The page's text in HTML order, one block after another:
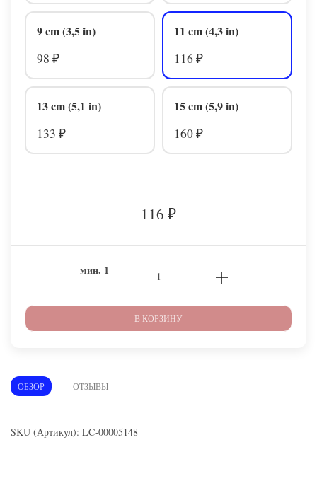
9 cm (3,5 in)
98 ₽
11 cm (4,3 in)
116 ₽
13 cm (5,1 in)
133 ₽
15 cm (5,9 in)
160 ₽
116 ₽
мин. 1
В КОРЗИНУ
ОБЗОР ОТЗЫВЫ
SKU (Артикул): LC-00005148